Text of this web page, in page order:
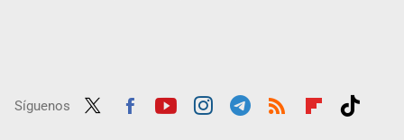
Síguenos